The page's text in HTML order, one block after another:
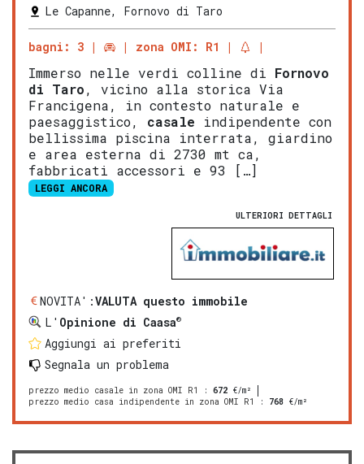
Le Capanne, Fornovo di Taro
bagni: 3 zona OMI: R1
Immerso nelle verdi colline di Fornovo
di Taro, vicino alla storica Via
Francigena, in contesto naturale e
paesaggistico, casale indipendente con
bellissima piscina interrata, giardino
e area esterna di 2730 mt ca,
fabbricati accessori e 93 […]
LEGGI ANCORA
ULTERIORI DETTAGLI
NOVITA':VALUTA questo immobile
L' Opinione di Caasa®
Aggiungi ai preferiti
Segnala un problema
prezzo medio casale in zona OMI R1 : 672 €/m²
prezzo medio casa indipendente in zona OMI R1
: 768 €/m²